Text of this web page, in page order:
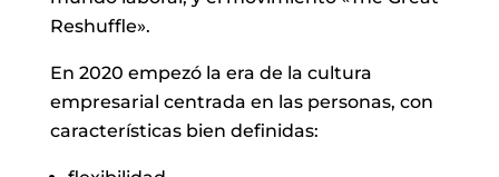
Reshuffle».
En 2020 empezó la era de la cultura
empresarial centrada en las personas, con
características bien definidas: